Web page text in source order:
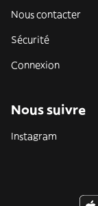
Nous contacter
Sécurité
Connexion
Nous suivre
Instagram